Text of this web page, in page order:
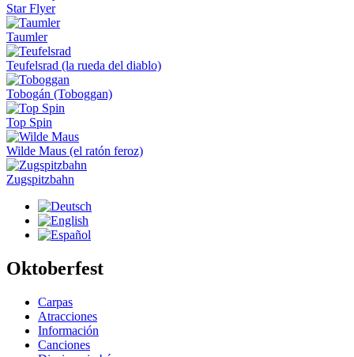
Star Flyer
Taumler
Teufelsrad (la rueda del diablo)
Tobogán (Toboggan)
Top Spin
Wilde Maus (el ratón feroz)
Zugspitzbahn
Oktoberfest
Carpas
Atracciones
Información
Canciones